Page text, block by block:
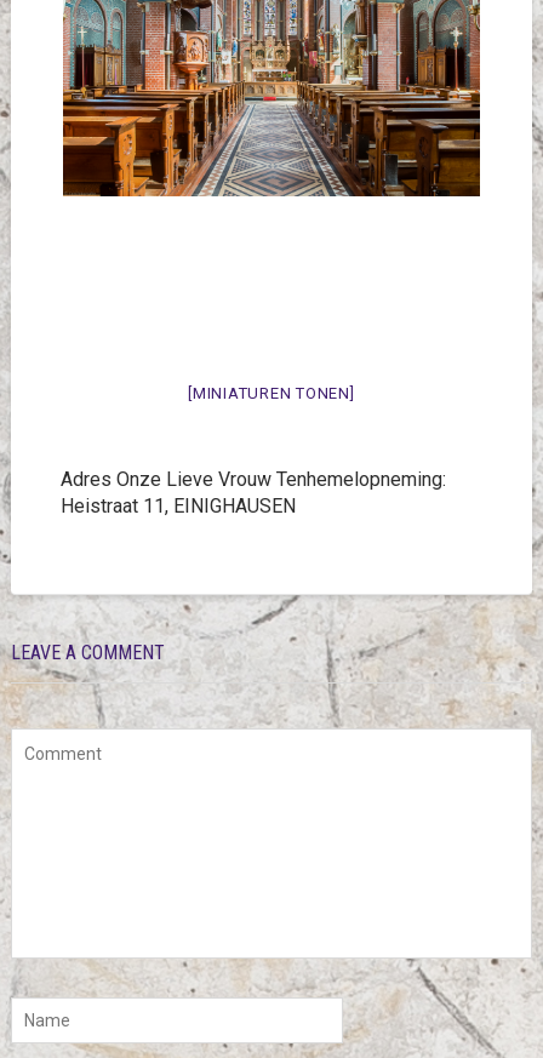
[MINIATUREN TONEN]
Adres Onze Lieve Vrouw Tenhemelopneming:
Heistraat 11, EINIGHAUSEN
LEAVE A COMMENT